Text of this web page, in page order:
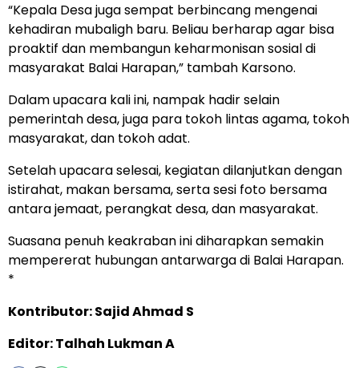
“Kepala Desa juga sempat berbincang mengenai
kehadiran mubaligh baru. Beliau berharap agar bisa
proaktif dan membangun keharmonisan sosial di
masyarakat Balai Harapan,” tambah Karsono.
Dalam upacara kali ini, nampak hadir selain
pemerintah desa, juga para tokoh lintas agama, tokoh
masyarakat, dan tokoh adat.
Setelah upacara selesai, kegiatan dilanjutkan dengan
istirahat, makan bersama, serta sesi foto bersama
antara jemaat, perangkat desa, dan masyarakat.
Suasana penuh keakraban ini diharapkan semakin
mempererat hubungan antarwarga di Balai Harapan.
*
Kontributor: Sajid Ahmad S
Editor: Talhah Lukman A